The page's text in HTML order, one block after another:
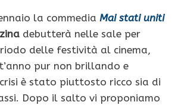
la commedia Mai stati uniti
debutterà nelle sale per
delle festività al cinema,
pur non brillando e
è stato piuttosto ricco sia di
Dopo il salto vi proponiamo